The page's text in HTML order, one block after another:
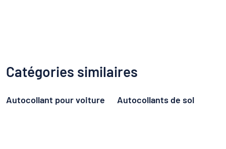
Catégories similaires
Autocollant pour voiture Autocollants de sol